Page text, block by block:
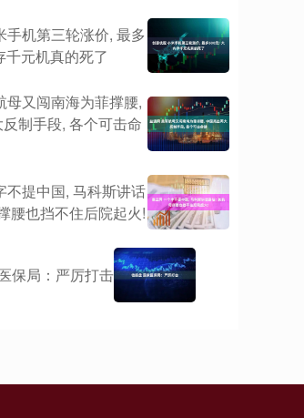
手机第三轮涨价, 最多
千元机真的死了
母又闯南海为菲撑腰,
制手段, 各个可击命
不提中国, 马科斯讲话
腰也挡不住后院起火!
保局：严厉打击